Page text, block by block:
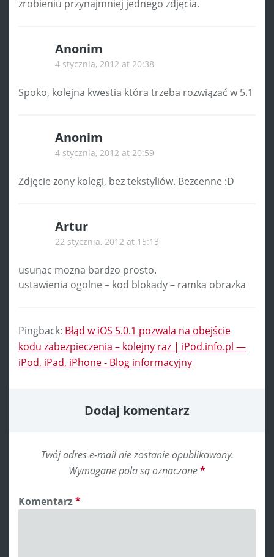
zrobieniu przynajmniej jednego zdjęcia.
Anonim
4 stycznia, 2012 at 20:38
Spoko, kolejna kwestia która trzeba rozwiązać w 5.1
Anonim
4 stycznia, 2012 at 20:59
Zdjęcie zony kolegi, bez tekstyliów. Bezcenne :D
Artur
22 stycznia, 2012 at 15:13
usunac mozna bardzo prosto.
ustawienia ogolne – kod blokady – ramka obrazka
Pingback: Błąd w iOS 5.0.1 pozwala na obejście
kodu zabezpieczenia – kolejny raz | iPod.info.pl —
iPod, iPad, iPhone - Blog informacyjny
Dodaj komentarz
Twój adres e-mail nie zostanie opublikowany.
Wymagane pola są oznaczone*
Komentarz*